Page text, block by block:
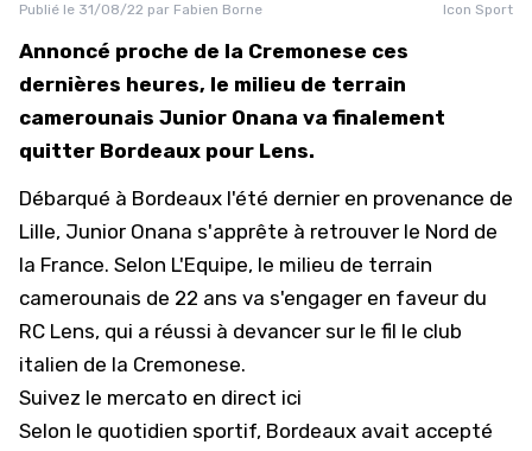
Publié le 31/08/22 par Fabien Borne Icon Sport
Annoncé proche de la Cremonese ces
dernières heures, le milieu de terrain
camerounais Junior Onana va finalement
quitter Bordeaux pour Lens.
Débarqué à Bordeaux l'été dernier en provenance de
Lille, Junior Onana s'apprête à retrouver le Nord de
la France. Selon L'Equipe, le milieu de terrain
camerounais de 22 ans va s'engager en faveur du
RC Lens, qui a réussi à devancer sur le fil le club
italien de la Cremonese.
Suivez le mercato en direct ici
Selon le quotidien sportif, Bordeaux avait accepté